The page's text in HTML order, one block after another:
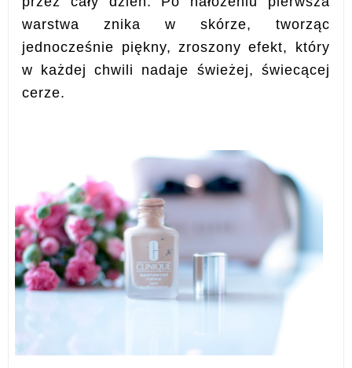
warstwa znika w skórze, tworząc
jednocześnie piękny, zroszony efekt, który
w każdej chwili nadaje świeżej, świecącej
cerze.